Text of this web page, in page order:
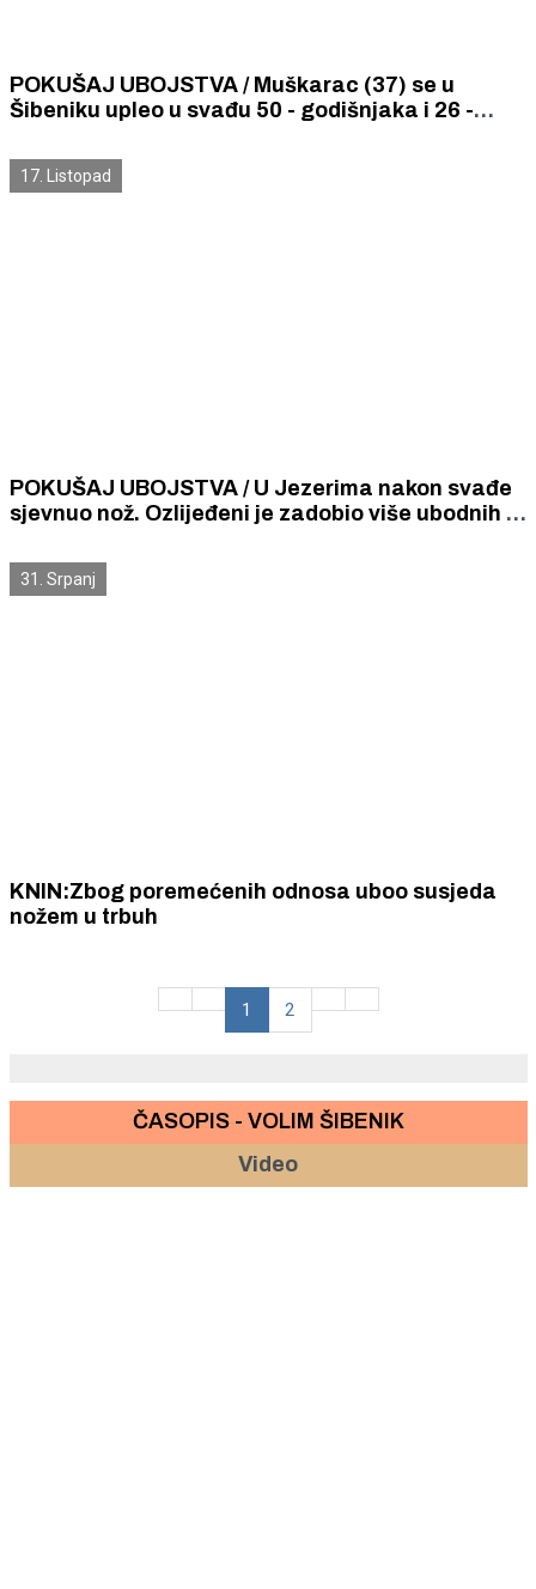
POKUŠAJ UBOJSTVA / Muškarac (37) se u
Šibeniku upleo u svađu 50 - godišnjaka i 26 -
17. Listopad
POKUŠAJ UBOJSTVA / U Jezerima nakon svađe
sjevnuo nož. Ozlijeđeni je zadobio više ubodnih i
31. Srpanj
KNIN:Zbog poremećenih odnosa uboo susjeda
nožem u trbuh
1 2
ČASOPIS - VOLIM ŠIBENIK
Video